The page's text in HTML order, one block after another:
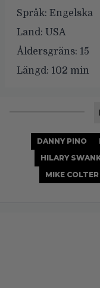
Språk: Engelska
Land: USA
Åldersgräns: 15
Längd: 102 min
DANNY PINO
HILARY
MIKE COLTER